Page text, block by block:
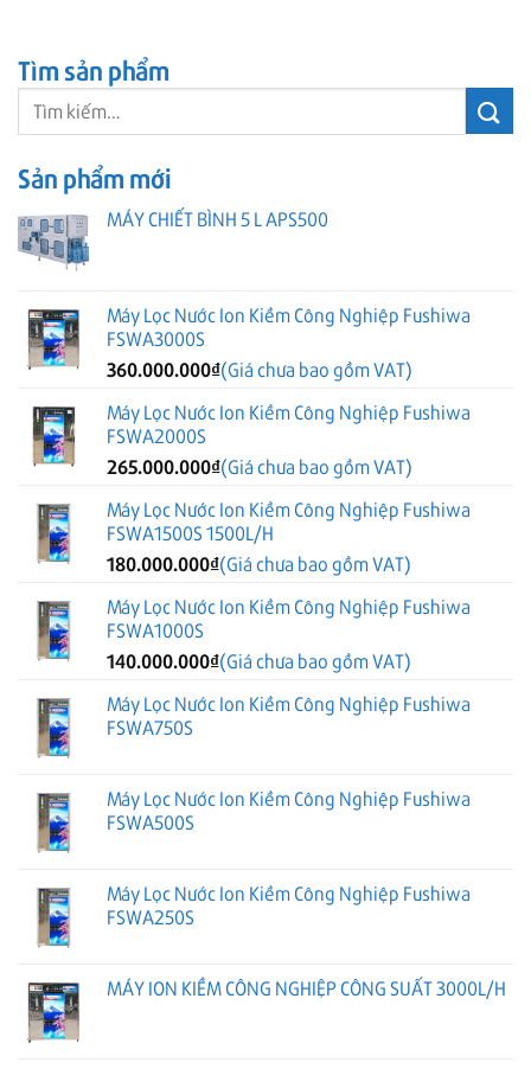
Tìm sản phẩm
Tìm
Sản phẩm mới
MÁY CHIẾT BÌNH 5 L APS500
Máy Lọc Nước Ion Kiềm Công Nghiệp Fushiwa
FSWA3000S
360.000.000₫(Giá chưa bao gồm VAT)
Máy Lọc Nước Ion Kiềm Công Nghiệp Fushiwa
FSWA2000S
265.000.000₫(Giá chưa bao gồm VAT)
Máy Lọc Nước Ion Kiềm Công Nghiệp Fushiwa
FSWA1500S 1500L/H
180.000.000₫(Giá chưa bao gồm VAT)
Máy Lọc Nước Ion Kiềm Công Nghiệp Fushiwa
FSWA1000S
140.000.000₫(Giá chưa bao gồm VAT)
Máy Lọc Nước Ion Kiềm Công Nghiệp Fushiwa
FSWA750S
Máy Lọc Nước Ion Kiềm Công Nghiệp Fushiwa
FSWA500S
Máy Lọc Nước Ion Kiềm Công Nghiệp Fushiwa
FSWA250S
MÁY ION KIỀM CÔNG NGHIỆP CÔNG SUẤT 3000L/H